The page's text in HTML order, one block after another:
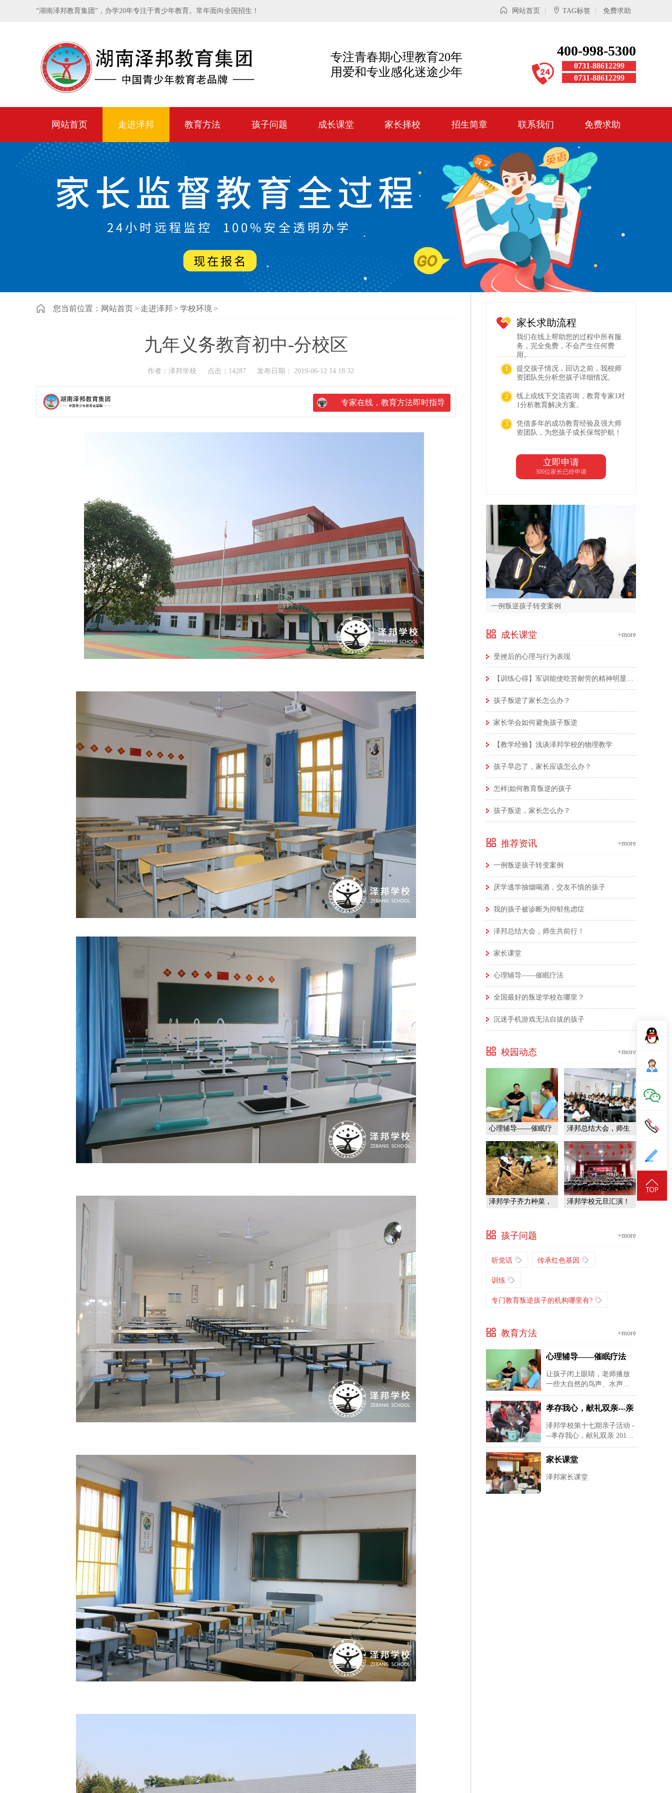
“湖南泽邦教育集团”，办学20年专注于青少年教育。常年面向全国招生！ 网站首页 TAG标签 免费求助
专注青春期心理教育20年
用爱和专业感化迷途少年
400-998-5300
0731-88612299
0731-88612299
网站首页 走进泽邦 教育方法 孩子问题 成长课堂 家长择校 招生简章 联系我们 免费求助
您当前位置： 网站首页 > 走进泽邦 > 学校环境 >
九年义务教育初中-分校区
作者：泽邦学校 点击：14287 发布日期： 2019-06-12 14:18:32
专家在线，教育方法即时指导
家长求助流程
我们在线上帮助您的过程中所有服
务，完全免费，不会产生任何费
用。
1
提交孩子情况，回访之前，我校师
资团队先分析您孩子详细情况。
2
线上或线下交流咨询，教育专家1对
1分析教育解决方案。
3
凭借多年的成功教育经验及强大师
资团队，为您孩子成长保驾护航！
立即申请
300位家长已经申请
一例叛逆孩子转变案例
成长课堂 +more
受挫后的心理与行为表现
【训练心得】军训能使吃苦耐劳的精神明显体现
孩子叛逆了家长怎么办？
家长学会如何避免孩子叛逆
【教学经验】浅谈泽邦学校的物理教学
孩子早恋了，家长应该怎么办？
怎样|如何教育叛逆的孩子
孩子叛逆，家长怎么办？
推荐资讯 +more
一例叛逆孩子转变案例
厌学逃学抽烟喝酒，交友不慎的孩子
我的孩子被诊断为抑郁焦虑症
泽邦总结大会，师生共前行！
家长课堂
心理辅导——催眠疗法
全国最好的叛逆学校在哪里？
沉迷手机游戏无法自拔的孩子
校园动态 +more
心理辅导——催眠疗
法
泽邦总结大会，师生
共前行！
泽邦学子齐力种菜，
泽邦学校元旦汇演！
孩子问题 +more
听党话 传承红色基因
训练
专门教育叛逆孩子的机构哪里有?
教育方法 +more
心理辅导——催眠疗法
让孩子闭上眼睛，老师播放
一些大自然的鸟声、水声等
纯音乐，帮助孩子快速定下
来，再用暗示性语言帮助孩
子进入睡眠状态，有利于心
理老师深度进入孩子的
孝存我心，献礼双亲---亲
子活动
泽邦学校第十七期亲子活动 -
--孝存我心，献礼双亲 2019
年12月22日星期天早上8：30-
--下午16：00在湖南长沙安沙
镇泽邦学校举办孝存我心，
献礼双亲为主题的亲子活
家长课堂
泽邦家长课堂